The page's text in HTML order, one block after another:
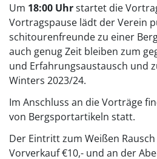
Um 18:00 Uhrstartet die
Vortragspause lädt der Verein
schitourenfreunde zu einer
auch genug Zeit bleiben zum
und Erfahrungsaustausch und
Winters 2023/24.
Im Anschluss an die Vorträge
von Bergsportartikeln statt.
Der Eintritt zum Weißen
Vorverkauf €10,- und an der